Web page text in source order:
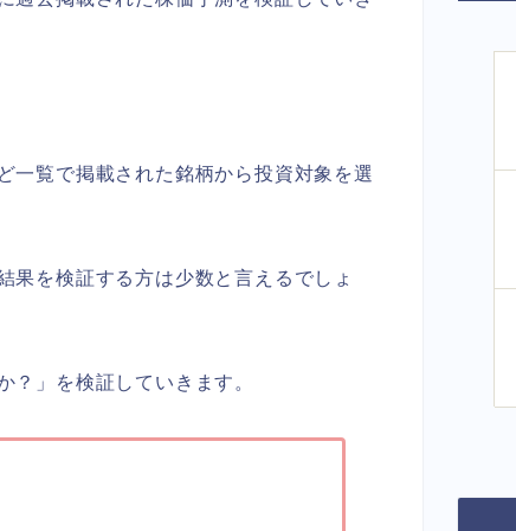
一覧で掲載された銘柄から投資対象を選
果を検証する方は少数と言えるでしょ
？」を検証していきます。